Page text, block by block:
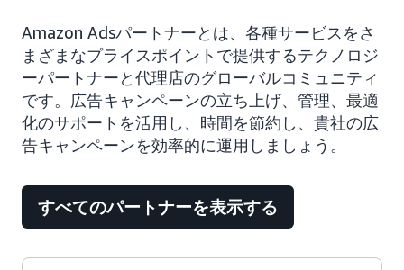
Amazon Adsパートナーとは、各種サービスをさ
まざまなプライスポイントで提供するテクノロジ
ーパートナーと代理店のグローバルコミュニティ
です。広告キャンペーンの立ち上げ、管理、最適
化のサポートを活用し、時間を節約し、貴社の広
告キャンペーンを効率的に運用しましょう。
すべてのパートナーを表示する